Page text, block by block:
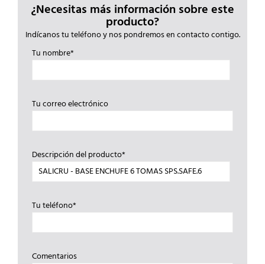
¿Necesitas más información sobre este
producto?
Indícanos tu teléfono y nos pondremos en contacto contigo.
Tu nombre*
Tu correo electrónico
Descripción del producto*
Tu teléfono*
Comentarios